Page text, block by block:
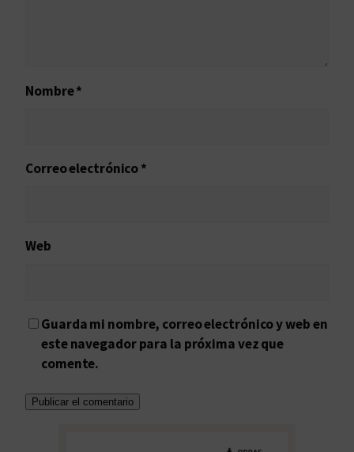
Nombre*
Correo electrónico*
Web
Guarda mi nombre, correo electrónico y web en
este navegador para la próxima vez que
comente.